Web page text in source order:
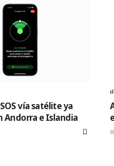
vía satélite ya
Andorra e Islandia